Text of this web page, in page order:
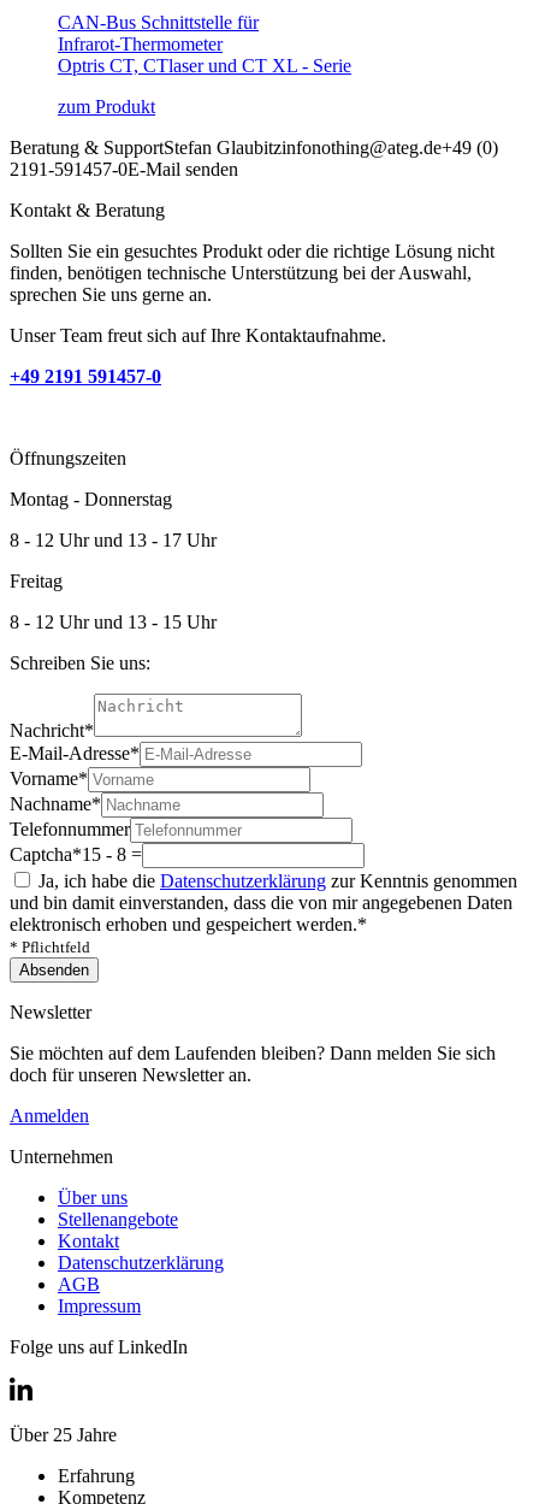
CAN-Bus Schnittstelle für
Infrarot-Thermometer
Optris CT, CTlaser und CT XL - Serie
zum Produkt
Beratung & SupportStefan Glaubitzinfonothing@ateg.de+49 (0)
2191-591457-0E-Mail senden
Kontakt & Beratung
Sollten Sie ein gesuchtes Produkt oder die richtige Lösung nicht
finden, benötigen technische Unterstützung bei der Auswahl,
sprechen Sie uns gerne an.
Unser Team freut sich auf Ihre Kontaktaufnahme.
+49 2191 591457-0
Öffnungszeiten
Montag - Donnerstag
8 - 12 Uhr und 13 - 17 Uhr
Freitag
8 - 12 Uhr und 13 - 15 Uhr
Schreiben Sie uns:
Nachricht*
E-Mail-Adresse*
Vorname*
Nachname*
Telefonnummer
Captcha*15 - 8 =
Ja, ich habe die Datenschutzerklärung zur Kenntnis genommen
und bin damit einverstanden, dass die von mir angegebenen Daten
elektronisch erhoben und gespeichert werden.*
* Pflichtfeld
Absenden
Newsletter
Sie möchten auf dem Laufenden bleiben? Dann melden Sie sich
doch für unseren Newsletter an.
Anmelden
Unternehmen
Über uns
Stellenangebote
Kontakt
Datenschutzerklärung
AGB
Impressum
Folge uns auf LinkedIn
Über 25 Jahre
Erfahrung
Kompetenz